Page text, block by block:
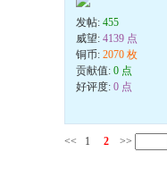
发帖: 455
威望: 4139 点
铜币: 2070 枚
贡献值: 0 点
好评度: 0 点
<< 1 2 >>